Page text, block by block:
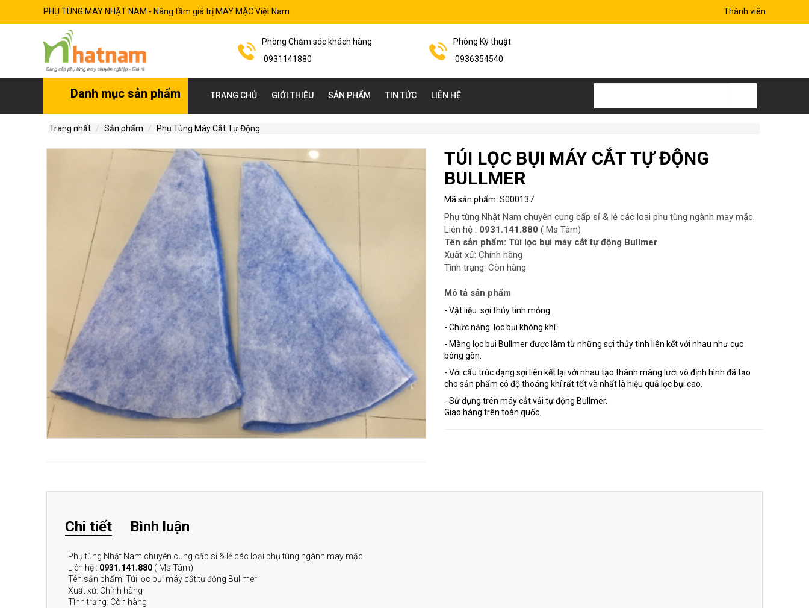
PHỤ TÙNG MAY NHẬT NAM - Nâng tầm giá trị MAY MẶC Việt Nam Thành viên
Phòng Chăm sóc khách hàng
0931141880
Phòng Kỹ thuật
0936354540
Danh mục sản phẩm TRANG CHỦ GIỚI THIỆU SẢN PHẨM TIN TỨC LIÊN HỆ
Trang nhất Sản phẩm Phụ Tùng Máy Cắt Tự Động
TÚI LỌC BỤI MÁY CẮT TỰ ĐỘNG
BULLMER
Mã sản phẩm: S000137
Phụ tùng Nhật Nam chuyên cung cấp sỉ & lẻ các loại phụ tùng ngành may mặc.
Liên hệ : 0931.141.880 ( Ms Tâm)
Tên sản phẩm: Túi lọc bụi máy cắt tự động Bullmer
Xuất xứ: Chính hãng
Tình trạng: Còn hàng
Mô tả sản phẩm
- Vật liệu: sợi thủy tinh mỏng
- Chức năng: lọc bụi không khí
- Màng lọc bụi Bullmer được làm từ những sợi thủy tinh liên kết với nhau như cục
bông gòn.
- Với cấu trúc dạng sợi liên kết lại với nhau tạo thành màng lưới vô định hình đã tạo
cho sản phẩm có độ thoáng khí rất tốt và nhất là hiệu quả lọc bụi cao.
- Sử dụng trên máy cắt vải tự động Bullmer.
Giao hàng trên toàn quốc.
Chi tiết Bình luận
Phụ tùng Nhật Nam chuyên cung cấp sỉ & lẻ các loại phụ tùng ngành may mặc.
Liên hệ : 0931.141.880 ( Ms Tâm)
Tên sản phẩm: Túi lọc bụi máy cắt tự động Bullmer
Xuất xứ: Chính hãng
Tình trạng: Còn hàng